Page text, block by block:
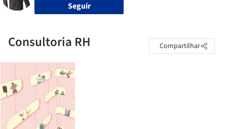
Seguir
Consultoria RH Compartilhar